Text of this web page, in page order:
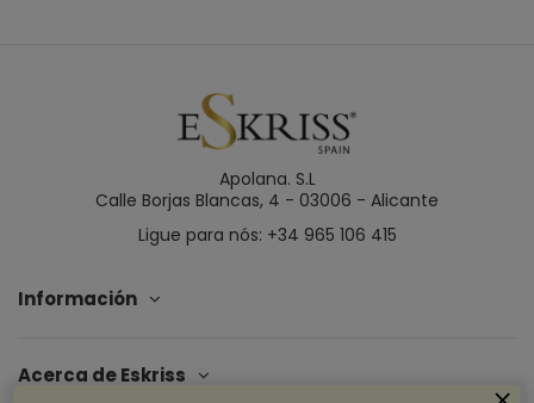
Apolana. S.L
Calle Borjas Blancas, 4 - 03006 - Alicante
Ligue para nós: +34 965 106 415
Información
Acerca de Eskriss